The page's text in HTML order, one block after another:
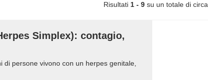
Risultati 1 - 9 su un totale di circa
Simplex): contagio,
di persone vivono con un herpes genitale,